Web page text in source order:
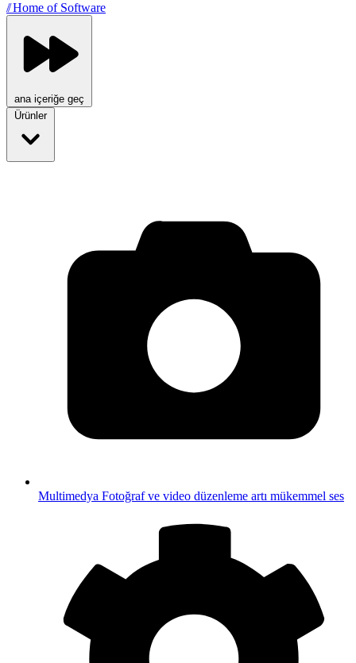
//Home of Software
ana içeriğe geç
Ürünler
Multimedya Fotoğraf ve video düzenleme artı mükemmel ses